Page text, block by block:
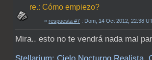
re.: Cómo empiezo?
« respuesta #7 : Dom, 14 Oct 2012, 22:38
Mira.. esto no te vendrá nada mal